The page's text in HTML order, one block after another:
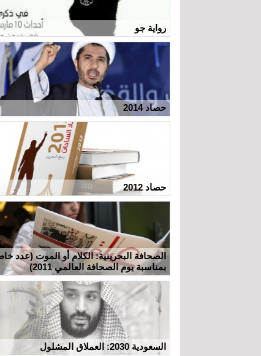
رواية جو
حصاد 2014
حصاد 2012
الصحافة البحرينية: الكلام أو الموت (عدد
بمناسبة يوم الصحافة العالمي 2011)
السعودية 2030: العملاق المشلول